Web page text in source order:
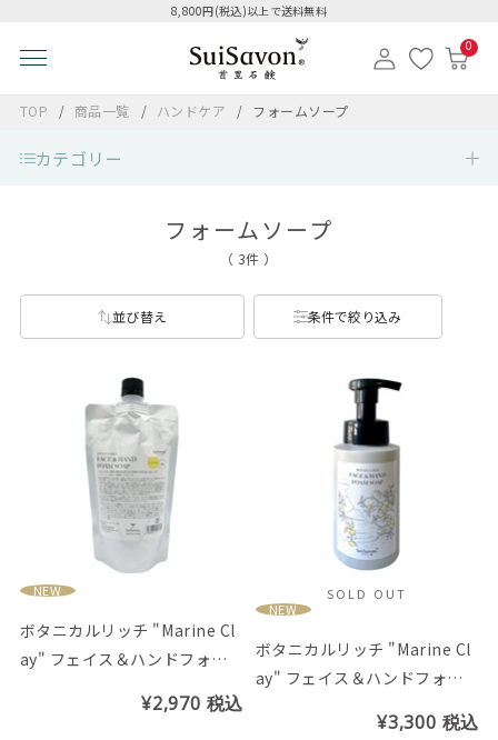
8,800円(税込)以上で送料無料
0
TOP 商品一覧 ハンドケア フォームソープ
カテゴリー
フォームソープ
（ 3件 ）
並び替え 条件で絞り込み
NEW
ボタニカルリッチ "Marine Cl
ay" フェイス＆ハンドフォー
¥2,970 税込
SOLD OUT
NEW
ボタニカルリッチ "Marine Cl
ay" フェイス＆ハンドフォー
¥3,300 税込